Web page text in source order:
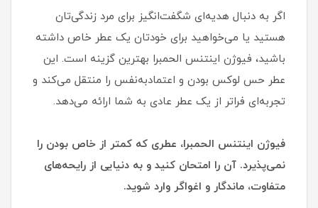
اگر به دنبال هدیه‌ای شگفت‌انگیز برای مرد زندگی‌تان
هستید یا می‌خواهید برای خودتان یک عطر خاص داشته
باشید، فیوژن اینتنس الحمبرا بهترین گزینه است. این
عطر حس لوکس بودن و اعتماد‌به‌نفس را منتقل می‌کند و
تجربه‌ای فراتر از یک عطر عادی به شما ارائه می‌دهد.
فیوژن اینتنس الحمبرا، عطری که کمتر از خاص بودن را
نمی‌پذیرد. آن‌ را امتحان کنید و به دنیایی از رایحه‌های
متفاوت، ماندگار و اغواگر وارد شوید.